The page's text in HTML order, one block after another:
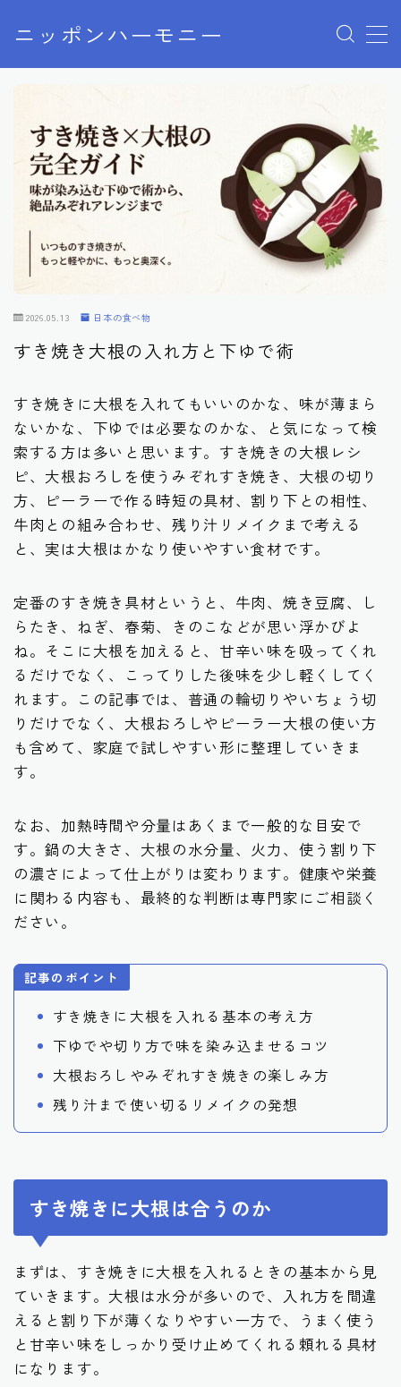
ニッポンハーモニー
MENU
プライバシーポリシー
特定商取引法に基づく表記
お問い合わせ
2026.05.13 日本の食べ物
すき焼き大根の入れ方と下ゆで術
すき焼きに大根を入れてもいいのかな、味が薄まら
ないかな、下ゆでは必要なのかな、と気になって検
索する方は多いと思います。すき焼きの大根レシ
ピ、大根おろしを使うみぞれすき焼き、大根の切り
方、ピーラーで作る時短の具材、割り下との相性、
牛肉との組み合わせ、残り汁リメイクまで考える
と、実は大根はかなり使いやすい食材です。
定番のすき焼き具材というと、牛肉、焼き豆腐、し
らたき、ねぎ、春菊、きのこなどが思い浮かびよ
ね。そこに大根を加えると、甘辛い味を吸ってくれ
るだけでなく、こってりした後味を少し軽くしてく
れます。この記事では、普通の輪切りやいちょう切
りだけでなく、大根おろしやピーラー大根の使い方
も含めて、家庭で試しやすい形に整理していきま
す。
なお、加熱時間や分量はあくまで一般的な目安で
す。鍋の大きさ、大根の水分量、火力、使う割り下
の濃さによって仕上がりは変わります。健康や栄養
に関わる内容も、最終的な判断は専門家にご相談く
ださい。
記事のポイント
すき焼きに大根を入れる基本の考え方
下ゆでや切り方で味を染み込ませるコツ
大根おろしやみぞれすき焼きの楽しみ方
残り汁まで使い切るリメイクの発想
すき焼きに大根は合うのか
まずは、すき焼きに大根を入れるときの基本から見
ていきます。大根は水分が多いので、入れ方を間違
えると割り下が薄くなりやすい一方で、うまく使う
と甘辛い味をしっかり受け止めてくれる頼れる具材
になります。